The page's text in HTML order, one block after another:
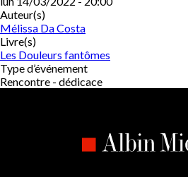
Auteur(s)
Mélissa Da Costa
Livre(s)
Les Douleurs fantômes
Type d’événement
Rencontre - dédicace